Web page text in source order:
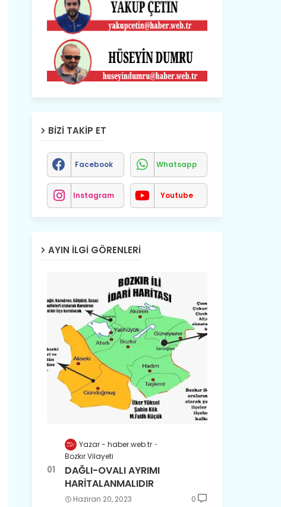
BIZI TAKIP ET
Facebook Whatsapp
Instagram Youtube
AYIN İLGI GÖRENLERI
Yazar - haber.web.tr
Bozkır Vilayeti
DAĞLI-OVALI AYRIMI
HARİTALANMALIDIR
Haziran 20, 2023 0